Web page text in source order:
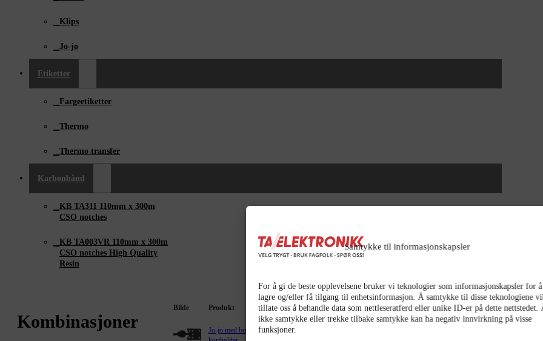
Samtykke til informasjonskapsler
For å gi de beste opplevelsene bruker vi teknologier som informasjonskapsler for å
lagre og/eller få tilgang til enhetsinformasjon. Å samtykke til disse teknologiene
tillate oss å behandle data som nettleseratferd eller unike ID-er på dette nettstedet.
ikke samtykke eller trekke tilbake samtykke kan ha negativ innvirkning på visse
funksjoner.
Klips
Jo-jo
Etiketter
Fargeetiketter
Thermo
Thermo transfer
Karbonbånd
KB TA311 110mm x ­300m
CSO notches
KB TA003VR 110mm x 300m
CSO notches High Quality
Resin
Kombinasjoner
Bilde Produkt Varenummer SKU Minstekvantum Pris Antall Kjøp
Jo-jo med bukseseleklips og